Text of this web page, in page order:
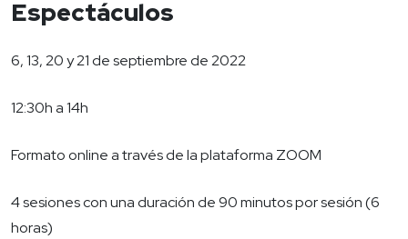
Espectáculos
6, 13, 20 y 21 de septiembre de 2022
12:30h a 14h
Formato online a través de la plataforma ZOOM
4 sesiones con una duración de 90 minutos por sesión (6
horas)